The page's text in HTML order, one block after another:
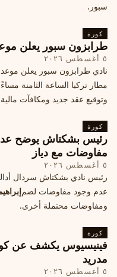
سبور.
كورة
طرابزون سبور يعلن
٥ أغسطس ٢٠٢٦
نادي طرابزون سبور يعلن
مطار تركيا الساعة الثامنة
وتوقيع عقد جديد ومكافآت
كورة
رئيس بشكتاش يوضح
مفاوضات مع دياز
٥ أغسطس ٢٠٢٦
رئيس نادي بشكتاش سردال
عدم وجود مفاوضات لضم
ومفاوضات محتملة أخرى.
كورة
فينيسيوس يكشف عن
مدريد
٥ أغسطس ٢٠٢٦